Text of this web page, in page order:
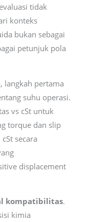
tidak
konteks
bukan sebagai
petunjuk pola
langkah pertama
suhu operasi.
vs cSt untuk
torque dan slip
secara
displacement
kompatibilitas.
kimia